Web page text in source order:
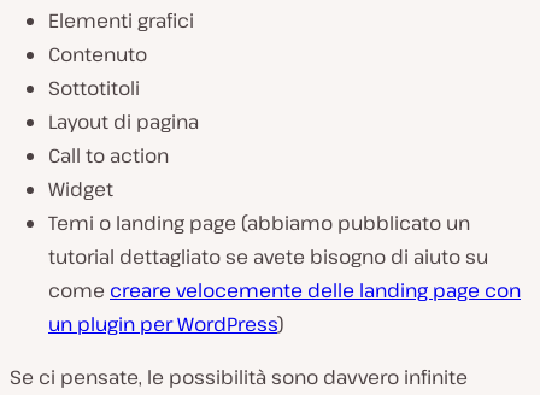
Elementi grafici
Contenuto
Sottotitoli
Layout di pagina
Call to action
Widget
Temi o landing page (abbiamo pubblicato un
tutorial dettagliato se avete bisogno di aiuto su
come creare velocemente delle landing page con
un plugin per WordPress)
Se ci pensate, le possibilità sono davvero infinite